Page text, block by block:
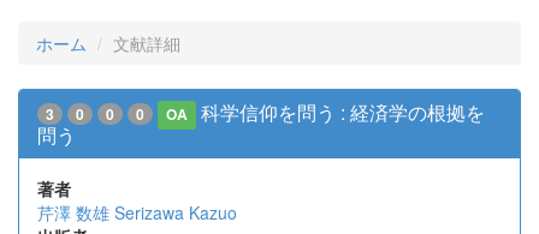
ホーム 文献詳細
3 0 0 0 OA
科学信仰を問う : 経済学の根拠を
問う
著者
芹澤 数雄 Serizawa Kazuo